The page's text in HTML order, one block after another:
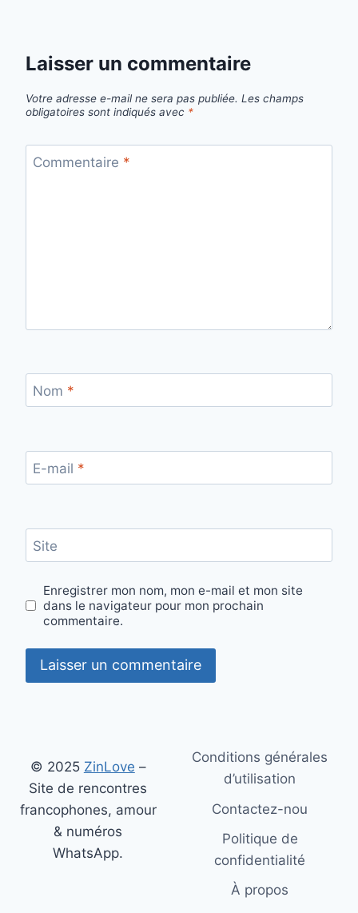
Laisser un commentaire
Votre adresse e-mail ne sera pas publiée. Les champs
obligatoires sont indiqués avec *
Commentaire *
Nom *
E-mail *
Site
Enregistrer mon nom, mon e-mail et mon site
dans le navigateur pour mon prochain
commentaire.
© 2025 ZinLove –
Site de rencontres
francophones, amour
& numéros
WhatsApp.
Conditions générales
d’utilisation
Contactez-nou
Politique de
confidentialité
À propos